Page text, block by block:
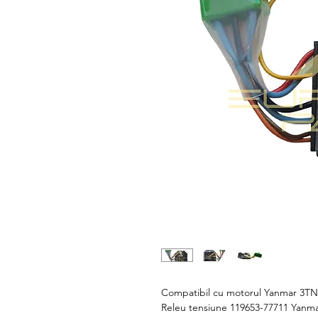
Compatibil cu motorul Yanmar
Releu tensiune 119653-77711